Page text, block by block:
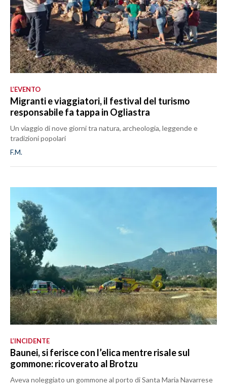
L’EVENTO
Migranti e viaggiatori, il festival del turismo
responsabile fa tappa in Ogliastra
Un viaggio di nove giorni tra natura, archeologia, leggende e
tradizioni popolari
F.M.
L’INCIDENTE
Baunei, si ferisce con l’elica mentre risale sul
gommone: ricoverato al Brotzu
Aveva noleggiato un gommone al porto di Santa Maria Navarrese